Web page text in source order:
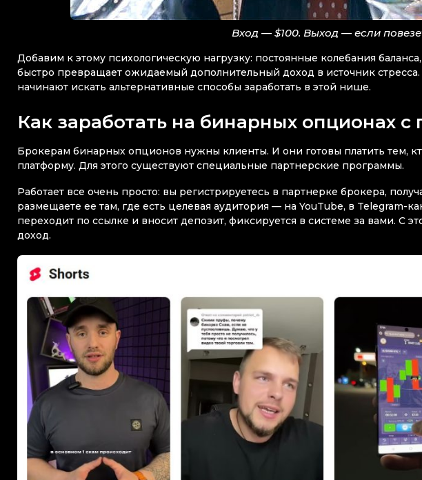
Вход — $100. Выход — если
Добавим к этому психологическую нагрузку: постоянные колебания
быстро превращает ожидаемый дополнительный доход в источник
начинают искать альтернативные способы заработать в этой нише.
Как заработать на бинарных опционах с
Брокерам бинарных опционов нужны клиенты. И они готовы платить тем,
платформу. Для этого существуют специальные партнерские программы.
Работает все очень просто: вы регистрируетесь в партнерке брокера,
размещаете ее там, где есть целевая аудитория — на YouTube, в Telegram-
переходит по ссылке и вносит депозит, фиксируется в системе за вами. С
доход.